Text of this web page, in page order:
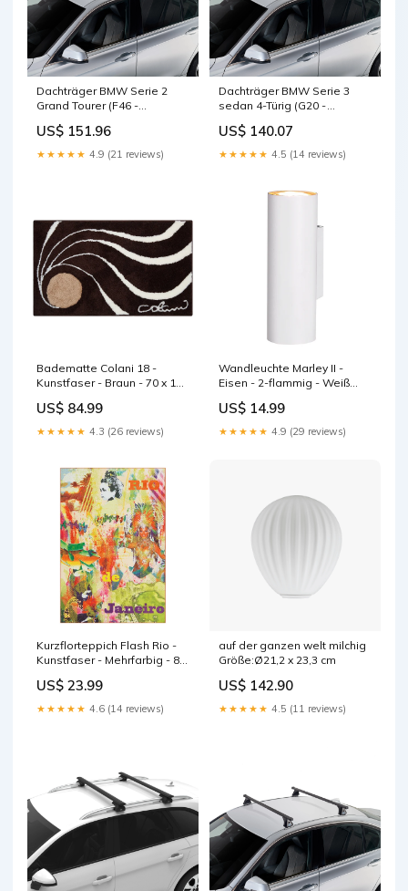
Dachträger BMW Serie 2
Grand Tourer (F46 -
(2015--) (2x) CRUZ Oplus S-
FIX Nissan Qashqai 5-Türig
(III/J12 - integrierte
US$ 151.96
★★★★★ 4.9 (21 reviews)
Dachträger BMW Serie 3
sedan 4-Türig (G20 -
Oplus S-FIX Opel / Vauxhall
Movano L1H1 (III) (2010-
US$ 140.07
★★★★★ 4.5 (14 reviews)
Badematte Colani 18 -
Kunstfaser - Braun - 70 x 120
Curtains
US$ 84.99
★★★★★ 4.3 (26 reviews)
Wandleuchte Marley II -
Eisen - 2-flammig - Weiß
Shades
US$ 14.99
★★★★★ 4.9 (29 reviews)
Kurzflorteppich Flash Rio -
Kunstfaser - Mehrfarbig - 80
US$ 23.99
★★★★★ 4.6 (14 reviews)
auf der ganzen welt milchig
Größe:Ø21,2 x 23,3 cm
US$ 142.90
★★★★★ 4.5 (11 reviews)